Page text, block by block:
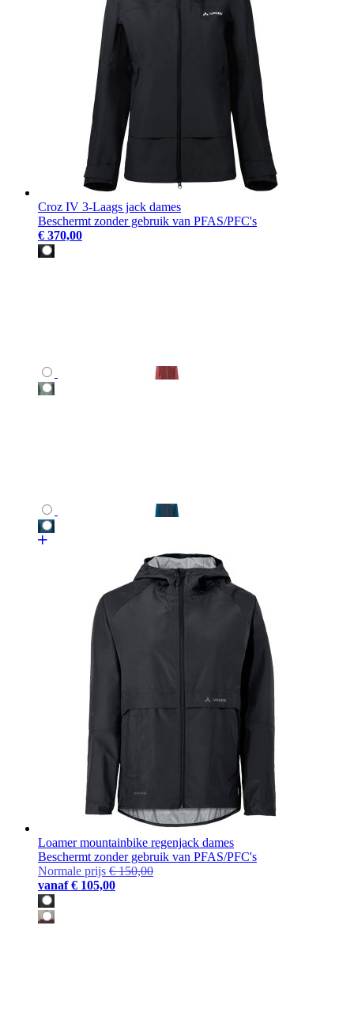
Croz IV 3-Laags jack dames
Beschermt zonder gebruik van PFAS/PFC's
€ 370,00
Loamer mountainbike regenjack dames
Beschermt zonder gebruik van PFAS/PFC's
Normale prijs € 150,00
vanaf € 105,00